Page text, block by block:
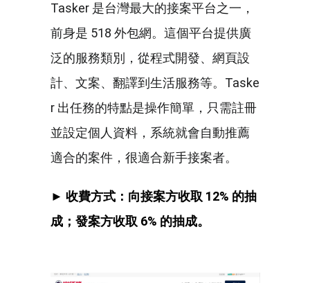
Tasker 是台灣最大的接案平台之一，
前身是 518 外包網。這個平台提供廣
泛的服務類別，從程式開發、網頁設
計、文案、翻譯到生活服務等。Taske
r 出任務的特點是操作簡單，只需註冊
並設定個人資料，系統就會自動推薦
適合的案件，很適合新手接案者。
► 收費方式：向接案方收取 12% 的抽
成；發案方收取 6% 的抽成。